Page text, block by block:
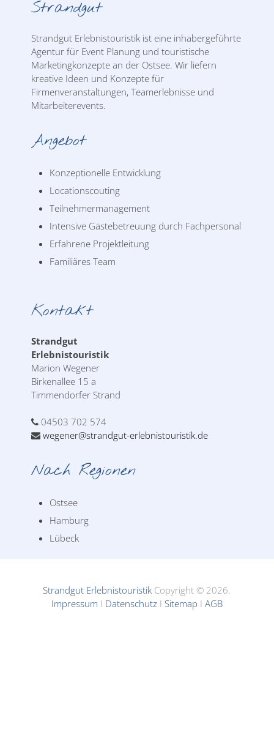
Strandgut
Strandgut Erlebnistouristik ist eine inhabergeführte
Agentur für Event Planung und touristische
Marketingkonzepte an der Ostsee. Wir liefern
kreative Ideen und Konzepte für
Firmenveranstaltungen, Teamerlebnisse und
Mitarbeiterevents.
Angebot
Konzeptionelle Entwicklung
Locationscouting
Teilnehmermanagement
Intensive Gästebetreuung durch Fachpersonal
Erfahrene Projektleitung
Familiäres Team
Kontakt
Strandgut
Erlebnistouristik
Marion Wegener
Birkenallee 15 a
Timmendorfer Strand
04503 702 574
wegener@strandgut-erlebnistouristik.de
Nach Regionen
Ostsee
Hamburg
Lübeck
Strandgut Erlebnistouristik Copyright © 2026.
Impressum I DatenschutzI Sitemap I AGB